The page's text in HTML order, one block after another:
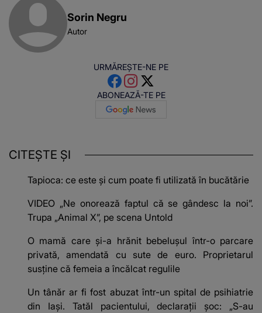
Sorin Negru
Autor
URMĂREȘTE-NE PE
ABONEAZĂ-TE PE
CITEȘTE ȘI
Tapioca: ce este și cum poate fi utilizată în bucătărie
VIDEO „Ne onorează faptul că se gândesc la noi”.
Trupa „Animal X”, pe scena Untold
O mamă care și-a hrănit bebelușul într-o parcare
privată, amendată cu sute de euro. Proprietarul
susține că femeia a încălcat regulile
Un tânăr ar fi fost abuzat într-un spital de psihiatrie
din Iași. Tatăl pacientului, declarații șoc: „S-au